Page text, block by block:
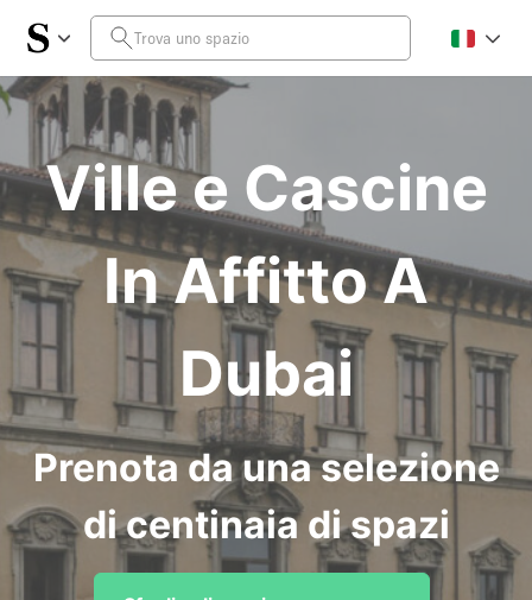
Ville e Cascine
In Affitto A
Dubai
Prenota da una selezione
di centinaia di spazi